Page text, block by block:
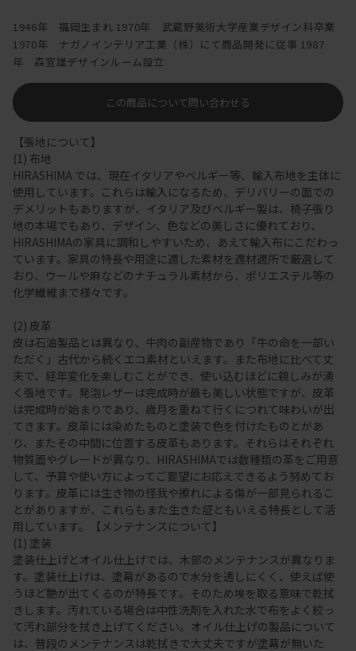
この商品について問い合わせる
1946年 福岡生まれ 1970年 武蔵野美術大学産業デザイン科卒業
1970年 ナガノインテリア工業（株）にて商品開発に従事 1987
年 森宣雄デザインルーム設立
【張地について】
(1) 布地
HIRASHIMA では、現在イタリアやベルギー等、輸入布地を主体に
使用しています。これらは輸入になるため、デリバリーの面での
デメリットもありますが、イタリア及びベルギー製は、椅子張り
地の本場でもあり、デザイン、色などの美しさに優れており、
HIRASHIMAの家具に調和しやすいため、あえて輸入布にこだわっ
ています。家具の特長や用途に適した素材を適材適所で厳選して
おり、ウールや麻などのナチュラル素材から、ポリエステル等の
化学繊維まで様々です。
(2) 皮革
皮は石油製品とは異なり、牛肉の副産物であり「牛の命を一部い
ただく」古代から続くエコ素材といえます。また布地に比べて丈
夫で、経年変化を楽しむことができ、使い込むほどに親しみが湧
く張地です。発泡レザーは完成時が最も美しい状態ですが、皮革
は完成時が始まりであり、歳月を重ねて行くにつれて味わいが出
てきます。皮革には染めたものと塗装で色を付けたものとがあ
り、またその中間に位置する皮革もあります。それらはそれぞれ
物質面やグレードが異なり、HIRASHIMAでは数種類の革をご用意
して、予算や使い方によってご要望にお応えできるよう努めてお
ります。皮革には生き物の怪我や擦れによる傷が一部見られるこ
とがありますが、これらもまた生きた証ともいえる特長として活
用しています。【メンテナンスについて】
(1) 塗装
塗装仕上げとオイル仕上げでは、木部のメンテナンスが異なりま
す。塗装仕上げは、塗幕があるので水分を透しにくく、使えば使
うほど艶が出てくるのが特長です。そのため埃を取る意味で乾拭
きします。汚れている場合は中性洗剤を入れた水で布をよく絞っ
て汚れ部分を拭き上げてください。オイル仕上げの製品について
は、普段のメンテナンスは乾拭きで大丈夫ですが塗幕が無いた